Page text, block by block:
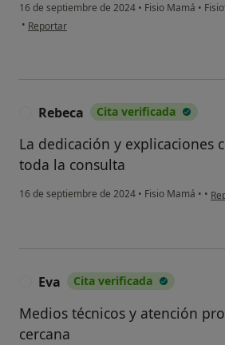
16 de septiembre de 2024 • Fisio Mamá •
• en opinión del usuario B.L.
Reportar
Rebeca Cita verificada
La dedicación y explicaciones
toda la consulta
16 de septiembre de 2024 • Fisio Mamá • • en
Eva Cita verificada
Medios técnicos y atención
cercana